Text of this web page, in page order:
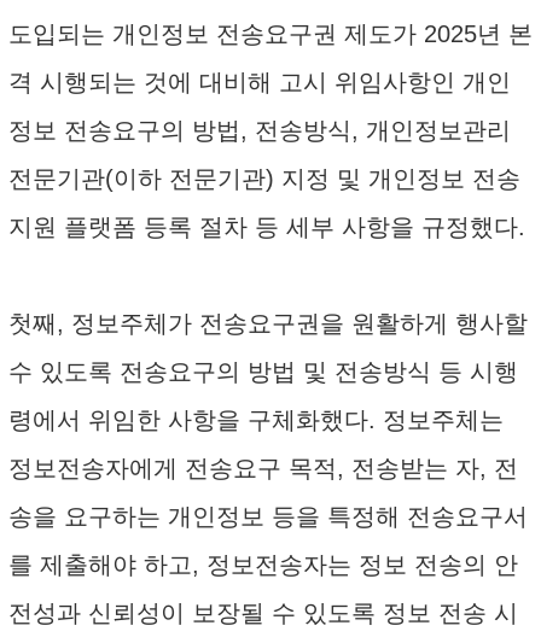
도입되는 개인정보 전송요구권 제도가 2025년 본
격 시행되는 것에 대비해 고시 위임사항인 개인
정보 전송요구의 방법, 전송방식, 개인정보관리
전문기관(이하 전문기관) 지정 및 개인정보 전송
지원 플랫폼 등록 절차 등 세부 사항을 규정했다.
첫째, 정보주체가 전송요구권을 원활하게 행사할
수 있도록 전송요구의 방법 및 전송방식 등 시행
령에서 위임한 사항을 구체화했다. 정보주체는
정보전송자에게 전송요구 목적, 전송받는 자, 전
송을 요구하는 개인정보 등을 특정해 전송요구서
를 제출해야 하고, 정보전송자는 정보 전송의 안
전성과 신뢰성이 보장될 수 있도록 정보 전송 시